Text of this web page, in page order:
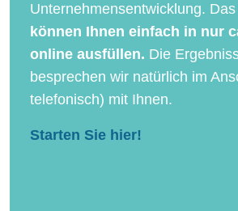
Unternehmensentwicklung.
können Ihnen einfach in nur
online ausfüllen. Die
besprechen wir natürlich im
telefonisch) mit Ihnen.
Starten Sie hier!